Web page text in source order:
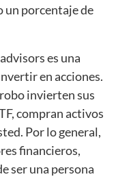
un porcentaje de
es una
en acciones.
invierten sus
compran activos
Por lo general,
financieros,
ser una persona